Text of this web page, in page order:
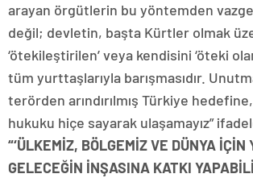
arayan örgütlerin bu yöntemden
değil; devletin, başta Kürtler olmak
‘ötekileştirilen’ veya kendisini ‘öteki
tüm yurttaşlarıyla barışmasıdır.
terörden arındırılmış Türkiye
hukuku hiçe sayarak ulaşamayız”
“‘ÜLKEMİZ, BÖLGEMİZ VE DÜNYA İÇİN
GELECEĞİN İNŞASINA KATKI